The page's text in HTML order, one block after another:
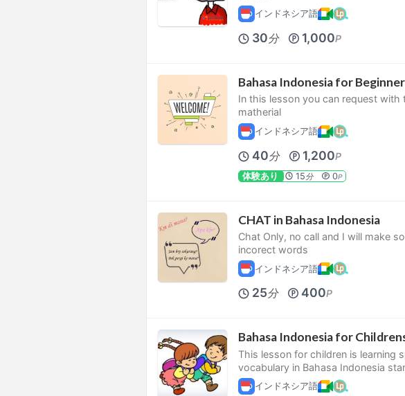
インドネシア語
30分 1,000P
Bahasa Indonesia for Beginner
In this lesson you can request
matherial
インドネシア語
40分 1,200P
体験あり 15分 0P
CHAT in Bahasa Indonesia
Chat Only, no call and I will make
incorect words
インドネシア語
25分 400P
Bahasa Indonesia for
This lesson for children is learning
vocabulary in Bahasa Indonesia
インドネシア語